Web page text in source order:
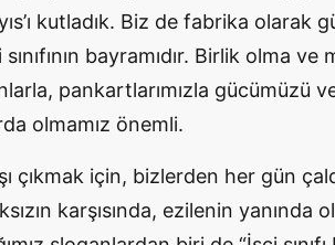
kutladık. Biz de fabrika olarak
bayramıdır. Birlik olma
pankartlarımızla gücümüzü
olmamız önemli.
çıkmak için, bizlerden her gün
karşısında, ezilenin yanında